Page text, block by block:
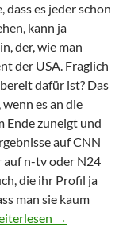
dass es jeder schon
kann ja
der, wie man
der USA. Fraglich
dafür ist? Das
es an die
Ende zuneigt und
auf CNN
auf n-tv oder N24
die ihr Profil ja
man sie kaum
oder McCain?
→